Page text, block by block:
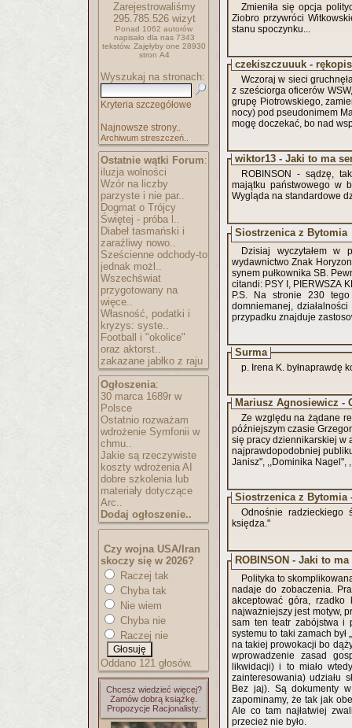
Zarejestrowaliśmy
295.785.526wizyt
Ponad 1062 autorów
napisało dla nas 7343
tekstów. Zajęłyby one 28930
stron A4
Wyszukaj na stronach:
Kryteria szczegółowe
Najnowsze strony..
Archiwum streszczeń..
Ostatnie wątki Forum:
iluzja wolności
Wzór na liczby
parzyste i nie par..
Dogmat o Trójcy
Świętej - próba l..
Diabeł tasmański i
zaraźliwy nowo..
Sześcienne odchody-to
jednak możl..
Wszechświat
przygotowany na
więce..
Własność, podatki i
kryzys: syste..
Football i "okolice"
oraz aktorst..
zakazane jabłko z raju
Ogłoszenia:
30 marca 1689r w
Polsce
Ostatnio rozważam
wdrożenie Symfonii w
chmu..
Jakie są rzeczywiste
koszty wdrożenia AI
dobre szkolenia lub
materiały dotyczące
Arc..
Dodaj ogłoszenie..
Czy wojna USA/Iran
skoczy się w 2026?
Raczej tak
Chyba tak
Nie wiem
Chyba nie
Raczej nie
Oddano 121 głosów.
Chcesz wiedzieć więcej?
Zamów dobrą książkę.
Propozycje Racjonalisty:
Zmieniła się opcja
Ziobro przywróci
stanu spoczynku...
czekiszczuuuk -
Wczoraj w sieci
z sześciorga oficerów
grupę Piotrowskiego,
nocy) pod pseudonimem
mogę doczekać, bo nad
wiktor13 - Jaki to ma
ROBINSON - sądzę,
majątku państwowego w
Wygląda na standardowe
Siostrzenica z Bytomia
Dzisiaj wyczytałem w
wydawnictwo Znak
synem pułkownika SB. Pewnie to taka sama prawda jak to, że ,,Franz
citandi: PSY I, PIERWSZA
P.S. Na stronie 230
domniemanej,
przypadku znajduje
Surma
p. Irena K. byłnaprawdę
Mariusz Agnosiewicz -
Ze względu na żądane
późniejszym czasie
się pracy dziennikarskiej w
najprawdopodobniej
Janisz", ,,Dominika Nagel",
Siostrzenica z Bytomia
Odnośnie radzieckiego
księdza."
ROBINSON - Jaki to
Polityka to
nadaje do zobaczenia. Pracownicy służb to ludzie zdyscyplinowani i
akceptować góra, rzadko
najważniejszy jest motyw,
sam ten teatr zabójstwa i
systemu to taki zamach był
na takiej prowokacji bo
wprowadzenie zasad
likwidacji) i to miało
zainteresowania) udziału
Bez jaj). Są dokumenty
zapominamy, że tak jak
Ale co tam najłatwiej
przecież nie było.